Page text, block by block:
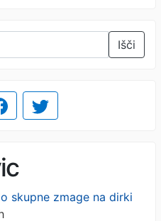
Išči
skupne zmage na dirki